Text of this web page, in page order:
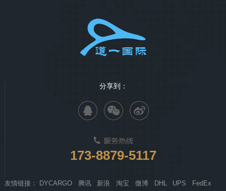
分享到：
173-8879-5117
友情链接： DYCARGO 腾讯 新浪 淘宝 微博 DHL UPS FedEx